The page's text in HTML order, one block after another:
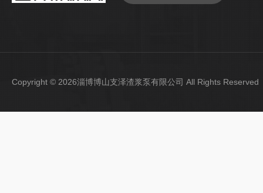
Copyright © 2026淄博博山支泽渣浆泵有限公司 All Rights